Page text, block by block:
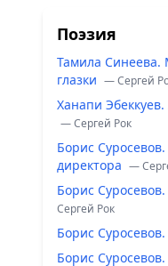
Поэзия
Тамила Синеева.
глазки — Сергей
Ханапи
— Сергей Рок
Борис
директора —
Борис
Сергей Рок
Борис
Борис